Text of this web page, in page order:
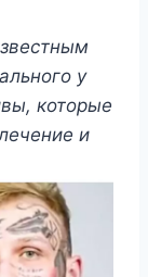
у
которые
и